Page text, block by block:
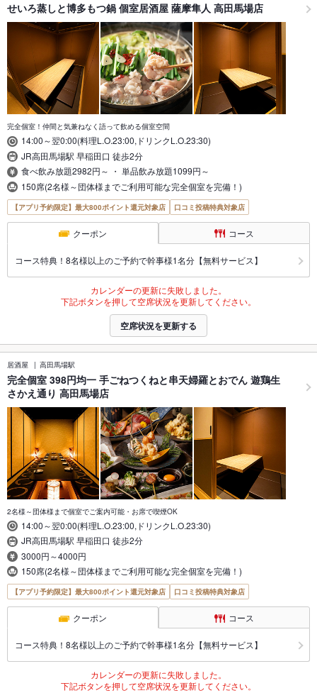
せいろ蒸しと博多もつ鍋 個室居酒屋 薩摩隼人 高田馬場店
完全個室！仲間と気兼ねなく語って飲める個室空間
14:00～翌0:00(料理L.O.23:00,ドリンクL.O.23:30)
JR高田馬場駅 早稲田口 徒歩2分
食べ飲み放題2982円～ ・ 単品飲み放題1099円～
150席(2名様～団体様までご利用可能な完全個室を完備！)
【アプリ予約限定】最大800ポイント還元対象店 口コミ投稿特典対象店
クーポン コース
コース特典！8名様以上のご予約で幹事様1名分【無料サービス】
カレンダーの更新に失敗しました。
下記ボタンを押して空席状況を更新してください。
空席状況を更新する
居酒屋 高田馬場駅
完全個室 398円均一 手ごねつくねと串天婦羅とおでん 遊鶏生
さかえ通り 高田馬場店
2名様～団体様まで個室でご案内可能・お席で喫煙OK
14:00～翌0:00(料理L.O.23:00,ドリンクL.O.23:30)
JR高田馬場駅 早稲田口 徒歩2分
3000円～4000円
150席(2名様～団体様までご利用可能な完全個室を完備！)
【アプリ予約限定】最大800ポイント還元対象店 口コミ投稿特典対象店
クーポン コース
コース特典！8名様以上のご予約で幹事様1名分【無料サービス】
カレンダーの更新に失敗しました。
下記ボタンを押して空席状況を更新してください。